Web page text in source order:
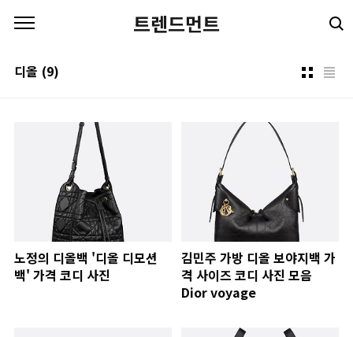
트렌드먼트
디올 (9)
노정의 디올백 '디올 디모션
백' 가격 코디 사진
김민주 가방 디올 보야지백 가
격 사이즈 코디 사진 모음
Dior voyage